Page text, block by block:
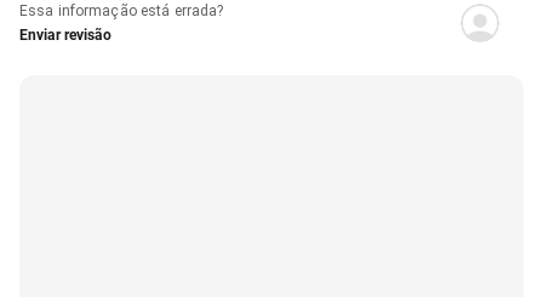
Essa informação está errada?
Enviar revisão